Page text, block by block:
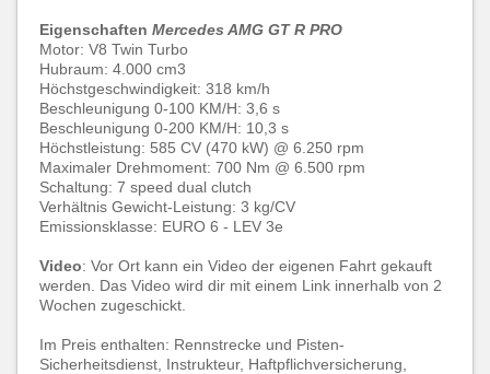
Eigenschaften Mercedes AMG GT R PRO
Motor: V8 Twin Turbo
Hubraum: 4.000 cm3
Höchstgeschwindigkeit: 318 km/h
Beschleunigung 0-100 KM/H: 3,6 s
Beschleunigung 0-200 KM/H: 10,3 s
Höchstleistung: 585 CV (470 kW) @ 6.250 rpm
Maximaler Drehmoment: 700 Nm @ 6.500 rpm
Schaltung: 7 speed dual clutch
Verhältnis Gewicht-Leistung: 3 kg/CV
Emissionsklasse: EURO 6 - LEV 3e
Video: Vor Ort kann ein Video der eigenen Fahrt gekauft
werden. Das Video wird dir mit einem Link innerhalb von 2
Wochen zugeschickt.
Im Preis enthalten: Rennstrecke und Pisten-
Sicherheitsdienst, Instrukteur, Haftpflichversicherung,